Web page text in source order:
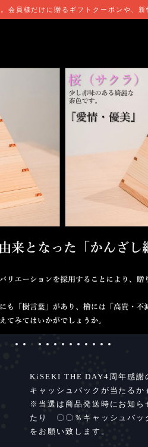
様だけに贈るギフトクーポンや、新
KiSEKI THE DAY4周年感謝
キャッシュバックが当たるか
※当選は商品発送時にお知ら
たり 〇〇％キャッシュバッ
をお願い致します。